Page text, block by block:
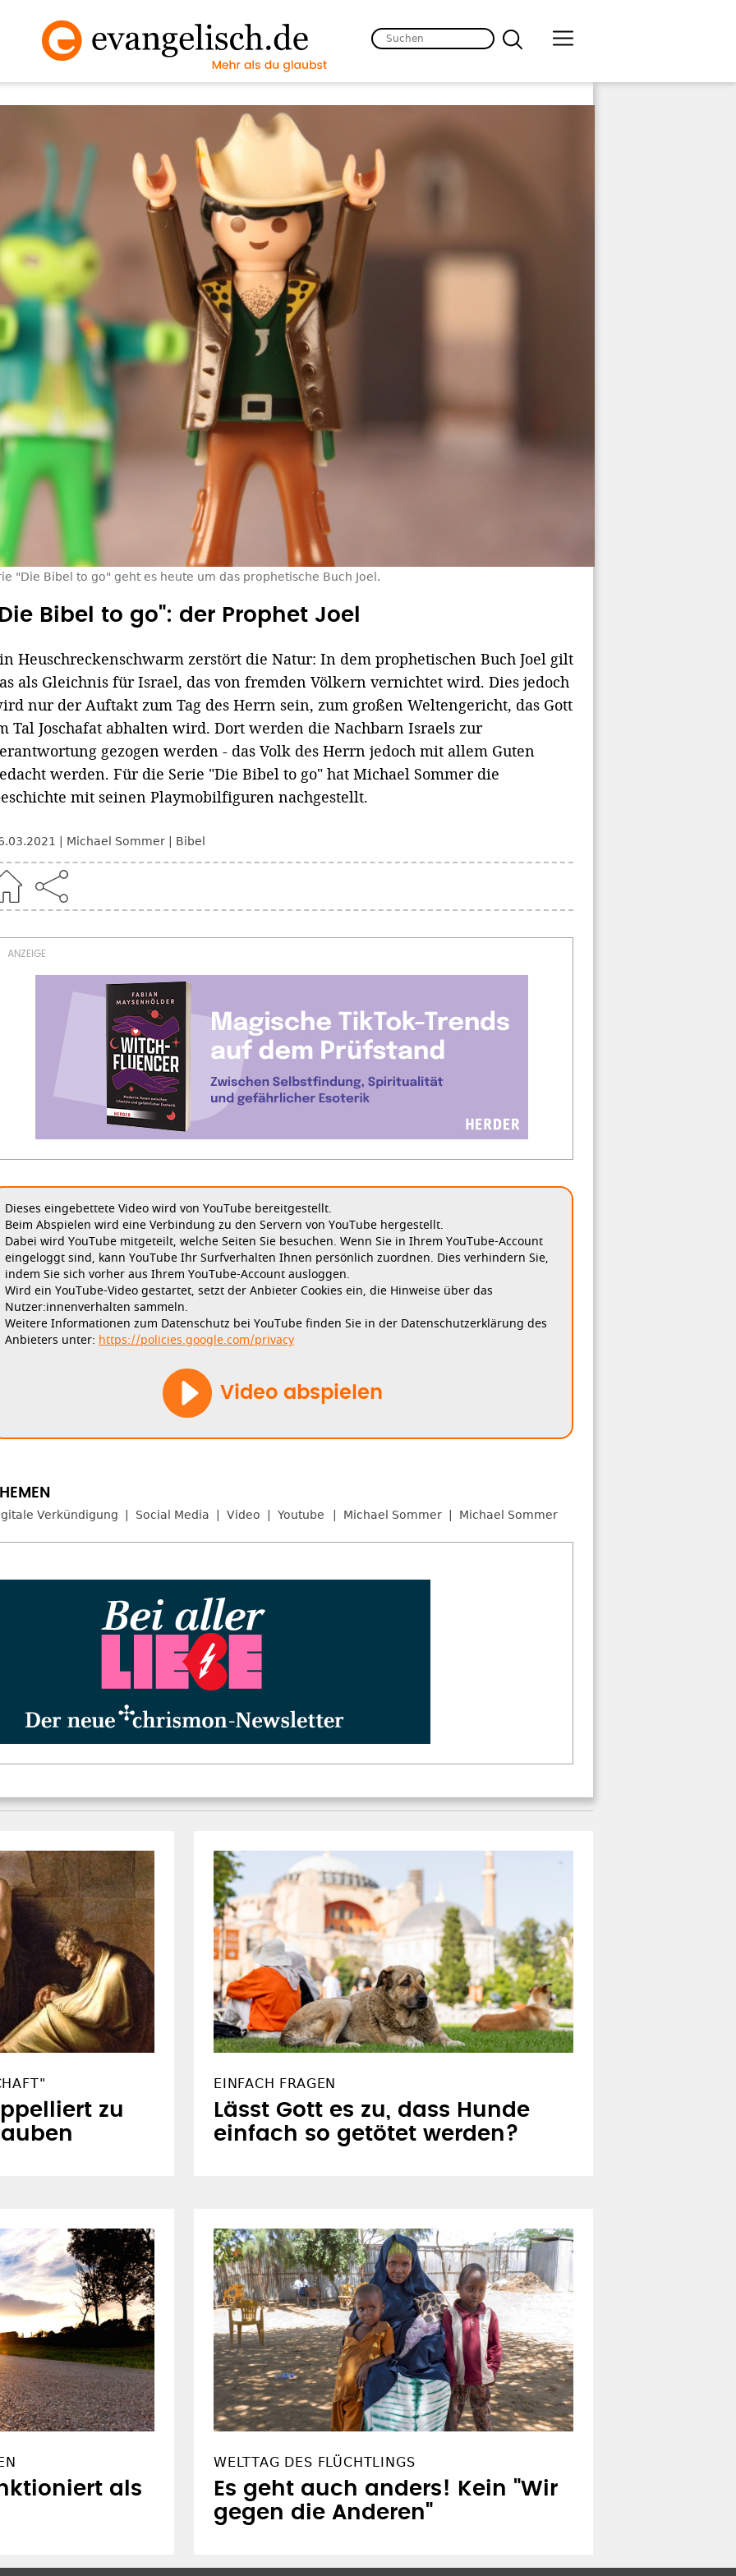
"Die Bibel to go" geht es heute um das prophetische Buch Joel.
Bibel to go": der Prophet Joel
Heuschreckenschwarm zerstört die Natur: In dem prophetischen Buch Joel gilt
als Gleichnis für Israel, das von fremden Völkern vernichtet wird. Dies jedoch
nur der Auftakt zum Tag des Herrn sein, zum großen Weltengericht, das Gott
Tal Joschafat abhalten wird. Dort werden die Nachbarn Israels zur
gezogen werden - das Volk des Herrn jedoch mit allem Guten
werden. Für die Serie "Die Bibel to go" hat Michael Sommer die
mit seinen Playmobilfiguren nachgestellt.
Michael Sommer Bibel
Dieses eingebettete Video wird von YouTube bereitgestellt.
Beim Abspielen wird eine Verbindung zu den Servern von YouTube hergestellt.
Dabei wird YouTube mitgeteilt, welche Seiten Sie besuchen. Wenn Sie in Ihrem YouTube-Account
eingeloggt sind, kann YouTube Ihr Surfverhalten Ihnen persönlich zuordnen. Dies verhindern Sie,
indem Sie sich vorher aus Ihrem YouTube-Account ausloggen.
Wird ein YouTube-Video gestartet, setzt der Anbieter Cookies ein, die Hinweise über das
Nutzer:innenverhalten sammeln.
Weitere Informationen zum Datenschutz bei YouTube finden Sie in der Datenschutzerklärung des
Anbieters unter: https://policies.google.com/privacy
Video abspielen
Verkündigung Social Media Video Youtube Michael Sommer Michael Sommer
zu
EINFACH FRAGEN
Lässt Gott es zu, dass Hunde
einfach so getötet werden?
als
WELTTAG DES FLÜCHTLINGS
Es geht auch anders! Kein "Wir
gegen die Anderen"